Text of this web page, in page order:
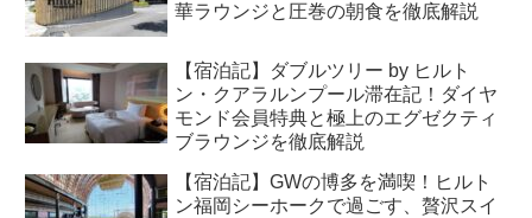
華ラウンジと圧巻の朝食を徹底解説
【宿泊記】ダブルツリー by ヒルト
ン・クアラルンプール滞在記！ダイヤ
モンド会員特典と極上のエグゼクティ
ブラウンジを徹底解説
【宿泊記】GWの博多を満喫！ヒルト
ン福岡シーホークで過ごす、贅沢スイ